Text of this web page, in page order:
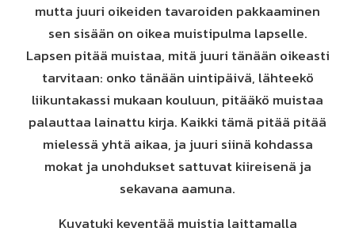
mutta juuri oikeiden tavaroiden pakkaaminen
sen sisään on oikea muistipulma lapselle.
Lapsen pitää muistaa, mitä juuri tänään oikeasti
tarvitaan: onko tänään uintipäivä, lähteekö
liikuntakassi mukaan kouluun, pitääkö muistaa
palauttaa lainattu kirja. Kaikki tämä pitää pitää
mielessä yhtä aikaa, ja juuri siinä kohdassa
mokat ja unohdukset sattuvat kiireisenä ja
sekavana aamuna.
Kuvatuki keventää muistia laittamalla